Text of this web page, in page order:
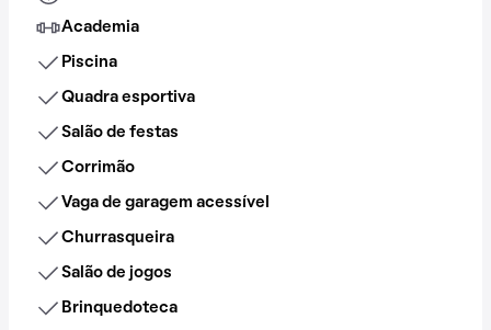
Academia
Piscina
Quadra esportiva
Salão de festas
Corrimão
Vaga de garagem acessível
Churrasqueira
Salão de jogos
Brinquedoteca